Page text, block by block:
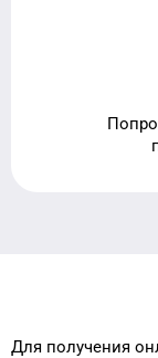
Для получения